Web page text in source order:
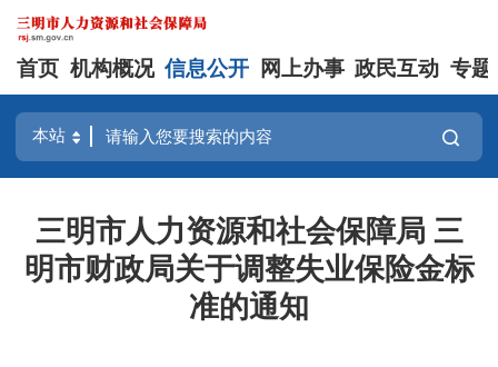
首页 机构概况 信息公开 网上办事 政民互动 专题
三明市人力资源和社会保障局 三
明市财政局关于调整失业保险金标
准的通知